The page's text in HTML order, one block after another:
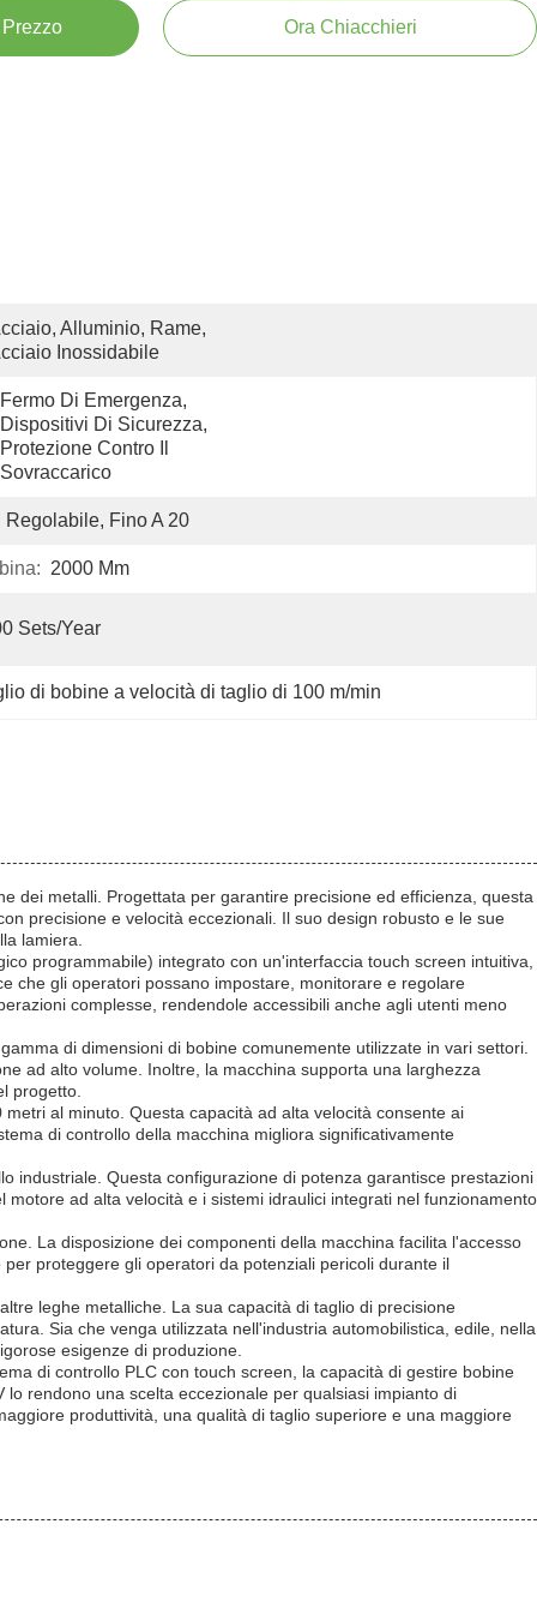
Ora Chiacchieri
Alluminio, Rame,
Inossidabile
Fermo Di Emergenza,
Dispositivi Di Sicurezza,
Protezione Contro Il
Sovraccarico
Regolabile, Fino A 20
2000 Mm
Sets/year
di bobine a velocità di taglio di 100 m/min
dei metalli. Progettata per garantire precisione ed efficienza, questa
precisione e velocità eccezionali. Il suo design robusto e le sue
lamiera.
programmabile) integrato con un'interfaccia touch screen intuitiva,
che gli operatori possano impostare, monitorare e regolare
complesse, rendendole accessibili anche agli utenti meno
di dimensioni di bobine comunemente utilizzate in vari settori.
ad alto volume. Inoltre, la macchina supporta una larghezza
progetto.
al minuto. Questa capacità ad alta velocità consente ai
di controllo della macchina migliora significativamente
industriale. Questa configurazione di potenza garantisce prestazioni
ad alta velocità e i sistemi idraulici integrati nel funzionamento
La disposizione dei componenti della macchina facilita l'accesso
proteggere gli operatori da potenziali pericoli durante il
leghe metalliche. La sua capacità di taglio di precisione
Sia che venga utilizzata nell'industria automobilistica, edile, nella
esigenze di produzione.
di controllo PLC con touch screen, la capacità di gestire bobine
rendono una scelta eccezionale per qualsiasi impianto di
produttività, una qualità di taglio superiore e una maggiore